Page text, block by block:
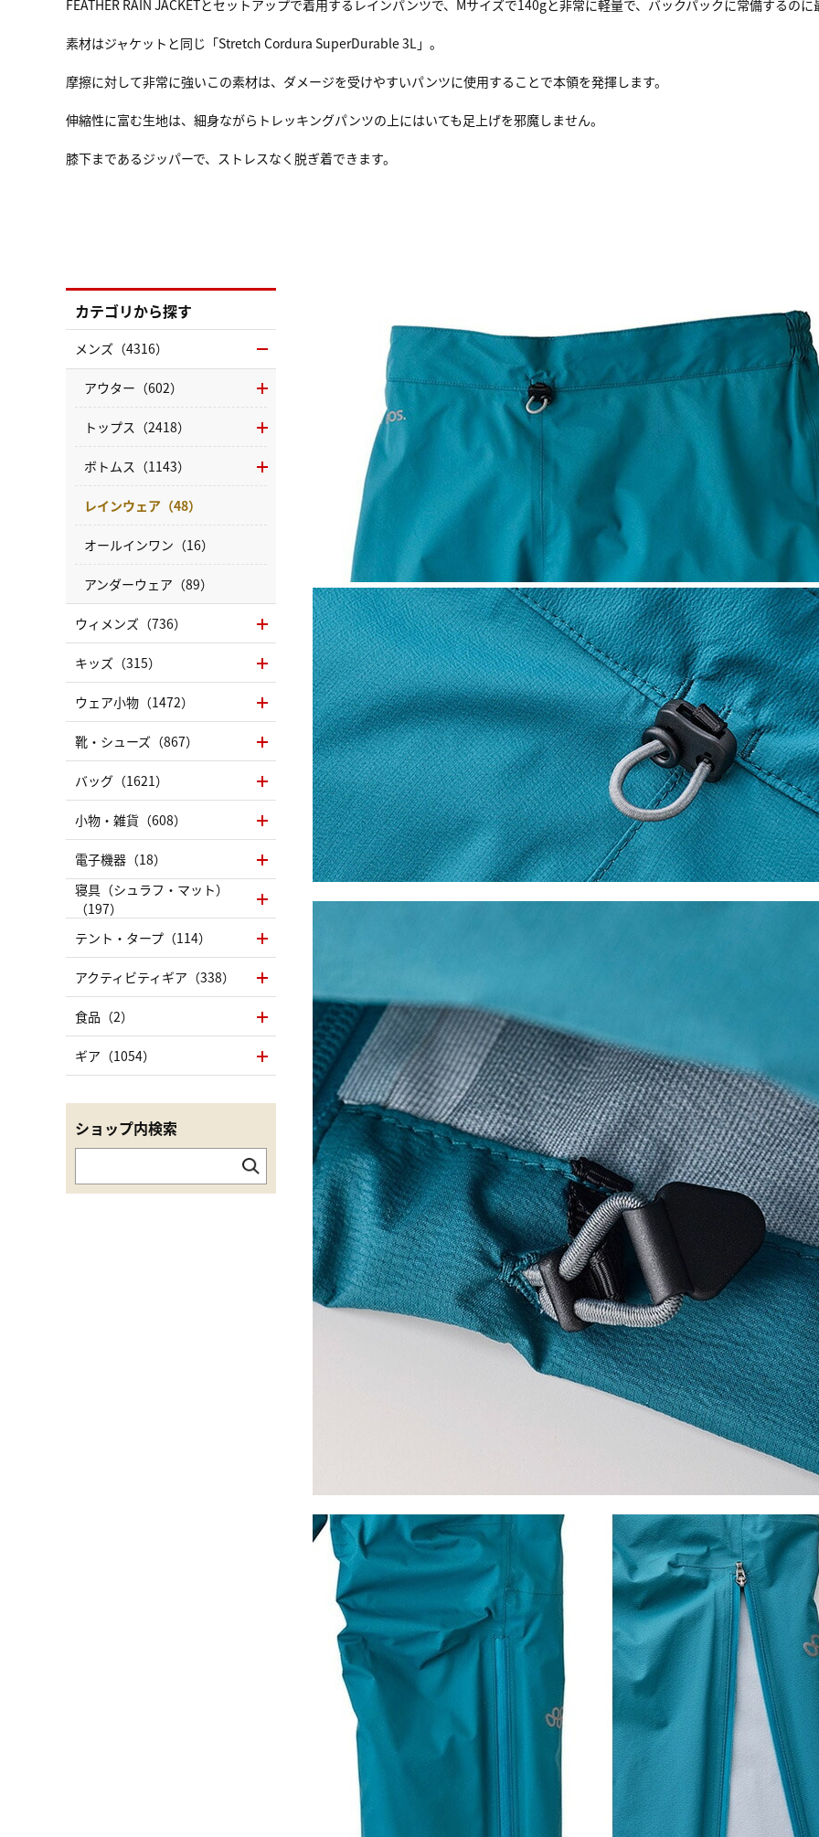
FEATHER RAIN JACKETとセットアップで着用するレインパンツで、Mサイズで140gと非常に軽量で、バックパックに常備するのに
素材はジャケットと同じ「Stretch Cordura SuperDurable 3L」。
摩擦に対して非常に強いこの素材は、ダメージを受けやすいパンツに使用することで本領を発揮します。
伸縮性に富む生地は、細身ながらトレッキングパンツの上にはいても足上げを邪魔しません。
膝下まであるジッパーで、ストレスなく脱ぎ着できます。
カテゴリから探す
メンズ（4316）
アウター（602）
トップス（2418）
ボトムス（1143）
レインウェア（48）
オールインワン（16）
アンダーウェア（89）
ウィメンズ（736）
キッズ（315）
ウェア小物（1472）
靴・シューズ（867）
バッグ（1621）
小物・雑貨（608）
電子機器（18）
寝具（シュラフ・マット）
（197）
テント・タープ（114）
アクティビティギア（338）
食品（2）
ギア（1054）
ショップ内検索